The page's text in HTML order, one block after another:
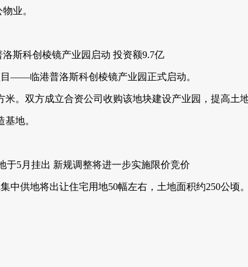
业。
洛斯科创棱镜产业园启动 投资额9.7亿
——临港普洛斯科创棱镜产业园正式启动。
。双方成立合资公司收购该地块建设产业园，提高土
地。
于5月挂出 新规调整将进一步实施限价竞价
中供地将出让住宅用地50幅左右，土地面积约250公顷